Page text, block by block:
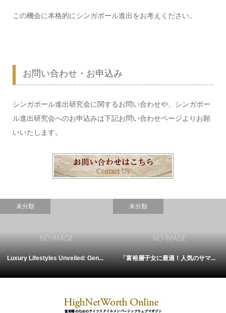
この機会に本格的にシンガポール進出をお考えください。
お問い合わせ・お申込み
シンガポール進出研究会に関するお問い合わせや、シンガポー
ル進出研究会へのお申込みは下記お問い合わせページよりお願
いいたします。
未分類
Luxury Lifestyles Unveiled: Gen...
未分類
「富裕層子女に最適！人気のサマ...